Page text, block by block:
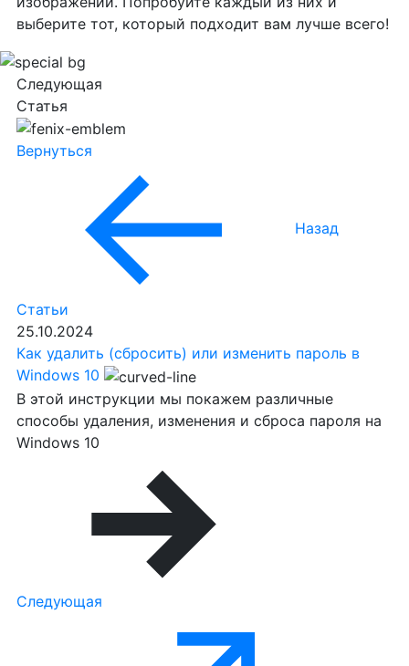
выберите тот, который подходит вам лучше всего!
Следующая
Статья
Вернуться
Назад
Статьи
25.10.2024
Как удалить (сбросить) или изменить пароль в
Windows 10
В этой инструкции мы покажем различные
способы удаления, изменения и сброса пароля на
Windows 10
Следующая